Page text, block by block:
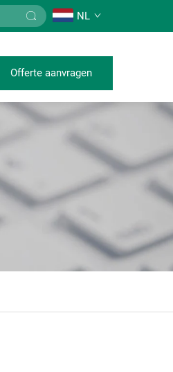
NL
Offerte aanvragen